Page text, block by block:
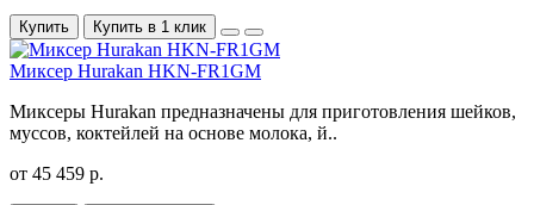
Купить Купить в 1 клик
Миксер Hurakan HKN-FR1GM
Миксеры Hurakan предназначены для приготовления шейков,
муссов, коктейлей на основе молока, й..
от 45 459 р.